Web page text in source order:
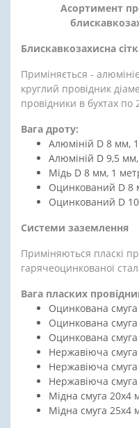
Асортимент
Блискавкозахисна
Приміняється -
круглий провідник
провідники в бухтах по
Вага дроту:
Алюміній D 8 мм,
Алюміній D 9,5
Мідь D 8 мм, 1
Оцинкований D 8
Оцинкований D
Системи заземлення
Приміняються пласкі
гарячеоцинкованої
Вага пласких
Оцинкована
Оцинкована
Оцинкована
Нержавіюча
Нержавіюча
Нержавіюча
Мідна смуга 20х4
Мідна смуга 25х4